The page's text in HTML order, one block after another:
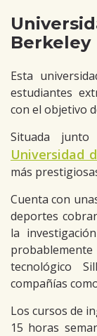
Berkeley
Esta
estudiantes
con el objetivo
Situada
Universidad
más
Cuenta con
deportes
la
tecnológico
compañías
Los cursos de
15 horas